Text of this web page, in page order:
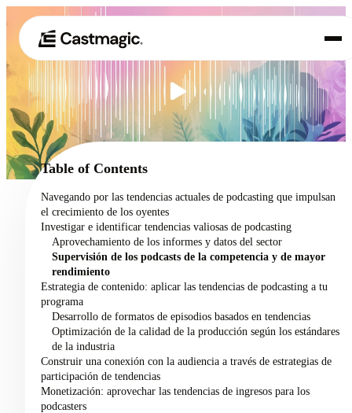
01 Producto
02 Casos de uso
Precios
Acerca de nosotros
Table of Contents
Navegando por las tendencias actuales de podcasting que impulsan
el crecimiento de los oyentes
Investigar e identificar tendencias valiosas de podcasting
Aprovechamiento de los informes y datos del sector
Supervisión de los podcasts de la competencia y de mayor
rendimiento
Estrategia de contenido: aplicar las tendencias de podcasting a tu
programa
Desarrollo de formatos de episodios basados en tendencias
Optimización de la calidad de la producción según los estándares
de la industria
Construir una conexión con la audiencia a través de estrategias de
participación de tendencias
Monetización: aprovechar las tendencias de ingresos para los
podcasters